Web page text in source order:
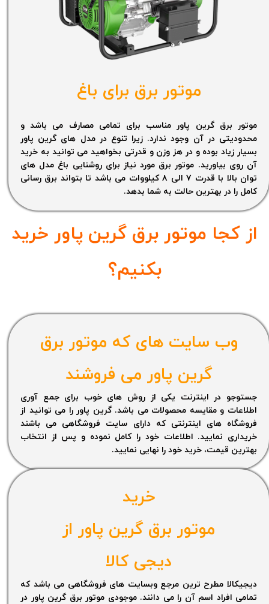
موتور برق برای باغ
موتور برق گرین پاور مناسب برای تمامی مصارف می باشد و
محدودیتی در آن وجود ندارد. زیرا تنوع در مدل های گرین پاور
بسیار زیاد بوده و در هز وزن و قدرتی بخواهید می توانید به خرید
آن روی بیاورید. موتور برق مورد نیاز برای روشنایی باغ مدل های
توان بالا با قدرت ۷ الی ۸ کیلووات می باشد تا بتواند برق رسانی
کامل را در بهترین حالت به شما بدهد.
از کجا موتور برق گرین پاور خرید
بکنیم؟
وب سایت های که موتور برق
گرین پاور می فروشند
جستوجو در اینترنت یکی از روش های خوب برای جمع آوری
اطلاعات و مقایسه محصولات می باشد. گرین پاور را می توانید از
فروشگاه های اینترنتی که دارای سایت فروشگاهی می باشند
خریداری نمایید. اطلاعات خود را کامل نموده و پس از انتخاب
بهترین قیمت، خرید خود را نهایی نمایید.
خرید
موتور برق گرین پاور از
دیجی کالا
دیجیکالا مطرح ترین مرجع وبسایت های فروشگاهی می باشد که
تمامی افراد اسم آن را می دانند. موجودی موتور برق گرین پاور در